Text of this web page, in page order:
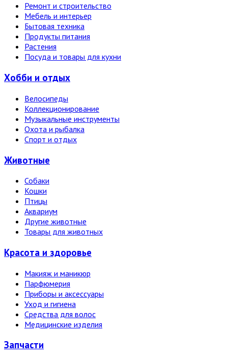
Ремонт и строительство
Мебель и интерьер
Бытовая техника
Продукты питания
Растения
Посуда и товары для кухни
Хобби и отдых
Велосипеды
Коллекционирование
Музыкальные инструменты
Охота и рыбалка
Спорт и отдых
Животные
Собаки
Кошки
Птицы
Аквариум
Другие животные
Товары для животных
Красота и здоровье
Макияж и маникюр
Парфюмерия
Приборы и аксессуары
Уход и гигиена
Средства для волос
Медицинские изделия
Запчасти